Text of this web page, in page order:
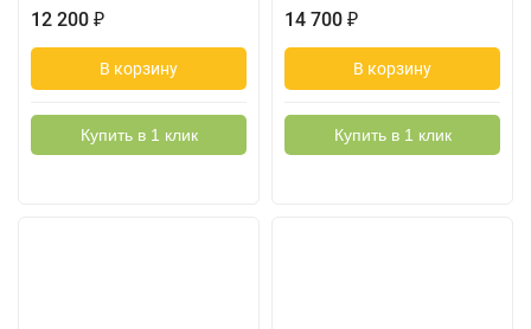
12 200 ₽
В корзину
Купить в 1 клик
14 700 ₽
В корзину
Купить в 1 клик